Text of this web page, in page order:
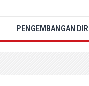
PENGEMBANGAN DIRI